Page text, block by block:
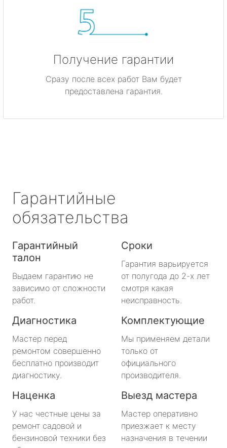
Получение гарантии
Сразу после всех работ Вам будет
предоставлена гарантия.
Гарантийные
обязательства
Гарантийный
талон
Выдаем гарантию не
зависимо от сложности
работ.
Сроки
Гарантия варьируется
от полугода до 2-х лет
смотря какая
неисправность.
Диагностика
Мастер перед
ремонтом совершенно
бесплатно производит
диагностику.
Комплектующие
Мы применяем детали
только от
официального
производителя.
Наценка
У нас честные цены за
ремонт садовой и
бензиновой техники без
Выезд мастера
Мастер оперативно
приезжает к месту
назначения в течении